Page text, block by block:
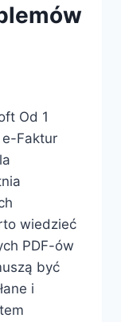
Od 1
Faktur
wiedzieć
PDF-ów
być
i